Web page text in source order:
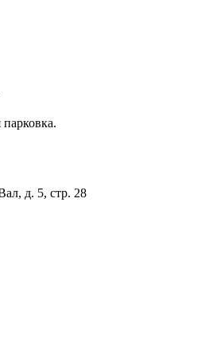
д. 5, стр. 28